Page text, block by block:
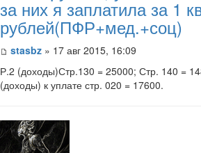
за них я заплатила за 1
рублей(ПФР+мед.+соц)
stasbz » 17 авг 2015, 16:09
Р.2 (доходы)Стр.130 = 25000; Стр. 140 =
(доходы) к уплате стр. 020 = 17600.